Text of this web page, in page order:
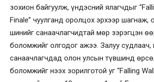
зохион байгуулж, үндэсний ялагчдыг
Finale” чуулганд оролцох эрхээр шагнаж,
шинийг санаачлагчидтай мөр зэрэгцэн
боломжийг олгодог ажээ. Залуу судлаач,
санаачлагчдад олон улсын түвшинд
боломжийг нээх зорилготой уг “Falling